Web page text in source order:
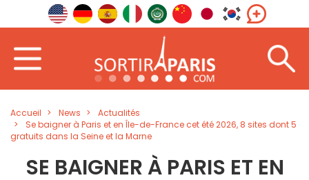
Accueil News
Actualités
Se baigner à Paris et en Île-de-France cet été 2026, 8 sites dont 5
gratuits dans la Seine et la Marne
SE BAIGNER À PARIS ET EN